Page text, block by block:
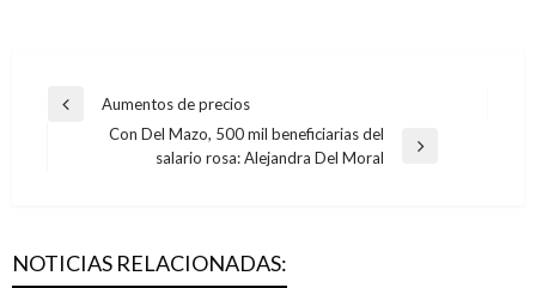
Navegación
Entrada
Aumentos de precios
Con Del Mazo, 500 mil beneficiarias del
salario rosa: Alejandra Del Moral
NOTICIAS RELACIONADAS: